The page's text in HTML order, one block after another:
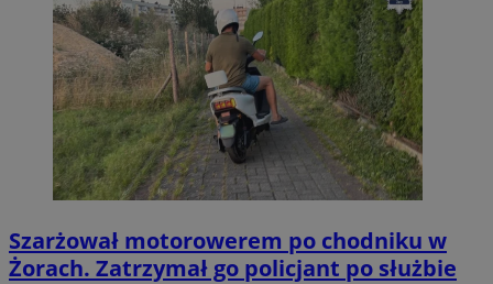
Szarżował motorowerem po chodniku w
Żorach. Zatrzymał go policjant po służbie